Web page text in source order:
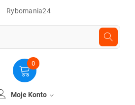
0
Moje Konto